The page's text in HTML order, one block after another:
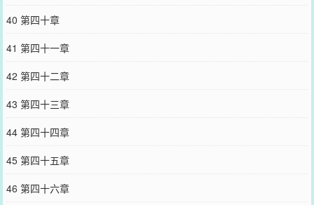
40 第四十章
41 第四十一章
42 第四十二章
43 第四十三章
44 第四十四章
45 第四十五章
46 第四十六章